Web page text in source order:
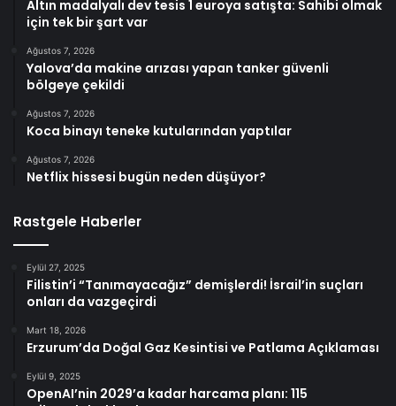
Altın madalyalı dev tesis 1 euroya satışta: Sahibi olmak
için tek bir şart var
Ağustos 7, 2026
Yalova’da makine arızası yapan tanker güvenli
bölgeye çekildi
Ağustos 7, 2026
Koca binayı teneke kutularından yaptılar
Ağustos 7, 2026
Netflix hissesi bugün neden düşüyor?
Rastgele Haberler
Eylül 27, 2025
Filistin’i “Tanımayacağız” demişlerdi! İsrail’in suçları
onları da vazgeçirdi
Mart 18, 2026
Erzurum’da Doğal Gaz Kesintisi ve Patlama Açıklaması
Eylül 9, 2025
OpenAI’nin 2029’a kadar harcama planı: 115